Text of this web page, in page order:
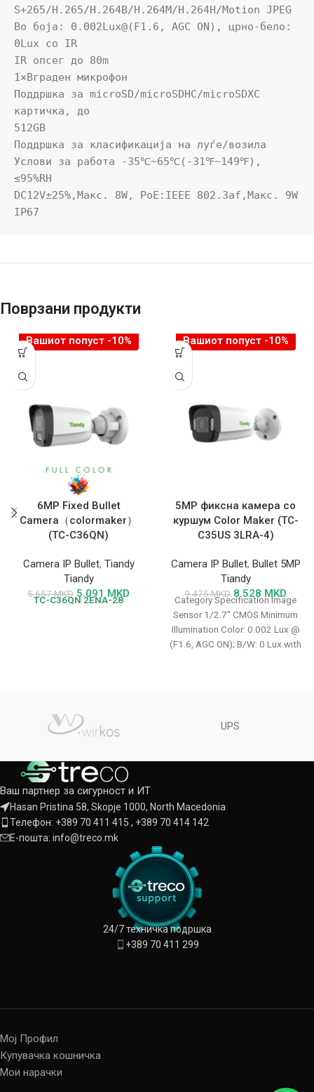
S+265/H.265/H.264B/H.264M/H.264H/Motion JPEG
Во боја: 0.002Lux@(F1.6, AGC ON), црно-бело:
0Lux со IR
IR опсег до 80m
1×Вграден микрофон
Поддршка за microSD/microSDHC/microSDXC
картичка, до
512GB
Поддршка за класификација на луѓе/возила
Услови за работа -35℃~65℃(-31℉~149℉),
≤95%RH
DC12V±25%,Макс. 8W, PoE:IEEE 802.3af,Макс. 9W
IP67
Поврзани продукти
Вашиот попуст -10%
6MP Fixed Bullet
Camera（colormaker）
(TC-C36QN)
Camera IP Bullet, Tiandy
Tiandy
5.657MKD 5.091 MKD
TC-C36QN2ENA-28
Вашиот попуст -10%
5MP фиксна камера со
куршум Color Maker (TC-
C35US 3LRA-4)
Camera IP Bullet, Bullet 5MP
Tiandy
9.475MKD 8.528 MKD
Category Specification Image
Sensor 1/2.7″ CMOS Minimum
Illumination Color: 0.002 Lux @
(F1.6, AGC ON); B/W: 0 Lux with
UPS
Ваш партнер за сигурност и ИТ
Hasan Pristina 58, Skopje 1000, North Macedonia
Телефон: +389 70 411 415 , +389 70 414 142
Е-пошта: info@treco.mk
24/7 техничка подршка
+389 70 411 299
Мој Профил
Купувачка кошничка
Мои нарачки